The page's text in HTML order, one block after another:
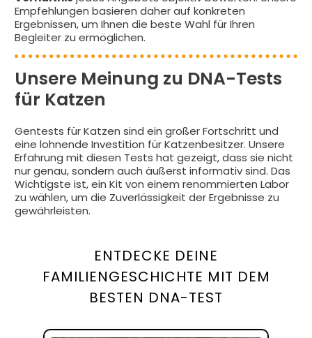
Empfehlungen basieren daher auf konkreten
Ergebnissen, um Ihnen die beste Wahl für Ihren
Begleiter zu ermöglichen.
Unsere Meinung zu DNA-Tests
für Katzen
Gentests für Katzen sind ein großer Fortschritt und
eine lohnende Investition für Katzenbesitzer. Unsere
Erfahrung mit diesen Tests hat gezeigt, dass sie nicht
nur genau, sondern auch äußerst informativ sind. Das
Wichtigste ist, ein Kit von einem renommierten Labor
zu wählen, um die Zuverlässigkeit der Ergebnisse zu
gewährleisten.
ENTDECKE DEINE
FAMILIENGESCHICHTE MIT DEM
BESTEN DNA-TEST